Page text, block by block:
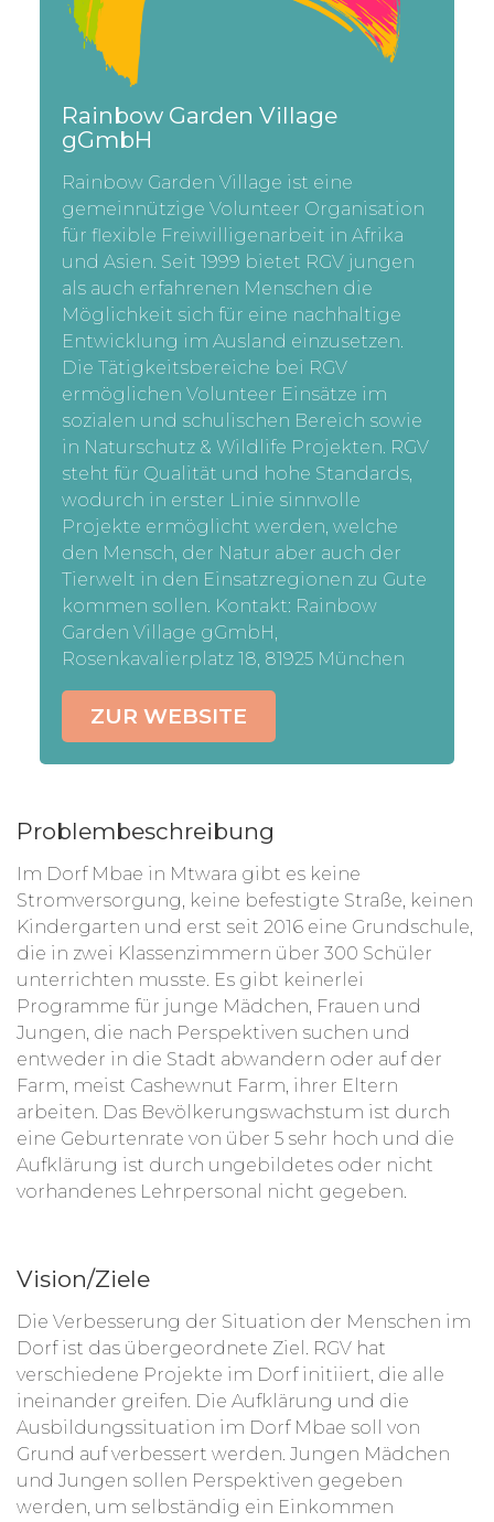
Rainbow Garden Village
gGmbH
Rainbow Garden Village ist eine
gemeinnützige Volunteer Organisation
für flexible Freiwilligenarbeit in Afrika
und Asien. Seit 1999 bietet RGV jungen
als auch erfahrenen Menschen die
Möglichkeit sich für eine nachhaltige
Entwicklung im Ausland einzusetzen.
Die Tätigkeitsbereiche bei RGV
ermöglichen Volunteer Einsätze im
sozialen und schulischen Bereich sowie
in Naturschutz & Wildlife Projekten. RGV
steht für Qualität und hohe Standards,
wodurch in erster Linie sinnvolle
Projekte ermöglicht werden, welche
den Mensch, der Natur aber auch der
Tierwelt in den Einsatzregionen zu Gute
kommen sollen. Kontakt: Rainbow
Garden Village gGmbH,
Rosenkavalierplatz 18, 81925 München
ZUR WEBSITE
Problembeschreibung
Im Dorf Mbae in Mtwara gibt es keine
Stromversorgung, keine befestigte Straße, keinen
Kindergarten und erst seit 2016 eine Grundschule,
die in zwei Klassenzimmern über 300 Schüler
unterrichten musste. Es gibt keinerlei
Programme für junge Mädchen, Frauen und
Jungen, die nach Perspektiven suchen und
entweder in die Stadt abwandern oder auf der
Farm, meist Cashewnut Farm, ihrer Eltern
arbeiten. Das Bevölkerungswachstum ist durch
eine Geburtenrate von über 5 sehr hoch und die
Aufklärung ist durch ungebildetes oder nicht
vorhandenes Lehrpersonal nicht gegeben.
Vision/Ziele
Die Verbesserung der Situation der Menschen im
Dorf ist das übergeordnete Ziel. RGV hat
verschiedene Projekte im Dorf initiiert, die alle
ineinander greifen. Die Aufklärung und die
Ausbildungssituation im Dorf Mbae soll von
Grund auf verbessert werden. Jungen Mädchen
und Jungen sollen Perspektiven gegeben
werden, um selbständig ein Einkommen